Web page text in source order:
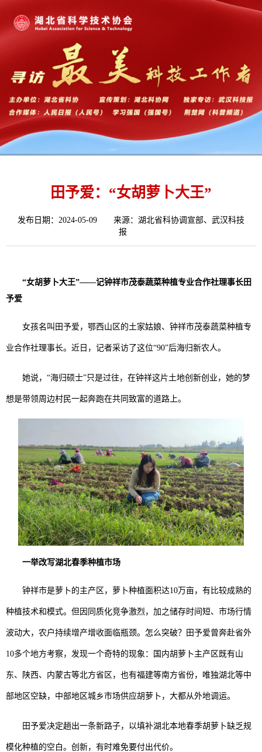
田予爱：“女胡萝卜大王”
发布日期：2024-05-09 来源：湖北省科协调宣部、武汉科技
报
“女胡萝卜大王”——记钟祥市茂泰蔬菜种植专业合作社理事长田
予爱
女孩名叫田予爱，鄂西山区的土家姑娘、钟祥市茂泰蔬菜种植专
业合作社理事长。近日，记者采访了这位“90”后海归新农人。
她说，“海归硕士”只是过往，在钟祥这片土地创新创业，她的梦
想是带领周边村民一起奔跑在共同致富的道路上。
一举改写湖北春季种植市场
钟祥市是萝卜的主产区，萝卜种植面积达10万亩，有比较成熟的
种植技术和模式。但因同质化竞争激烈，加之储存时间短、市场行情
波动大，农户持续增产增收面临瓶颈。怎么突破？田予爱曾奔赴省外
10多个地方考察，发现一个奇特的现象：国内胡萝卜主产区既有山
东、陕西、内蒙古等北方省区，也有福建等南方省份，唯独湖北等中
部地区空缺，中部地区城乡市场供应胡萝卜，大都从外地调运。
田予爱决定趟出一条新路子，以填补湖北本地春季胡萝卜缺乏规
模化种植的空白。创新，有时难免要付出代价。